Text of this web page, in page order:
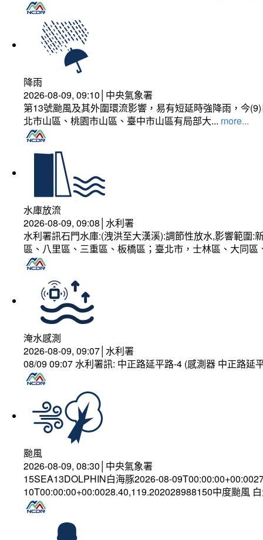
降雨
2026-08-09, 09:10│中央氣象署
第13號颱風及其外圍環流影響，易有短延時強降雨，今
北市山區、桃園市山區、臺中市山區有局部大... more...
水庫放流
2026-08-09, 09:08│水利署
水利署訊石門水庫:(洩洪至大漢溪):調節性放水,影響範圍
區、八里區、三重區、板橋區；臺北市，士林區、大同
淹水感測
2026-08-09, 09:07│水利署
08/09 09:07 水利署訊: 中正路延平路-4 (感測器 中正路
颱風
2026-08-09, 08:30│中央氣象署
15SEA13DOLPHIN白海豚2026-08-
10T00:00:00+00:0028.40,119.202028988150中度颱風